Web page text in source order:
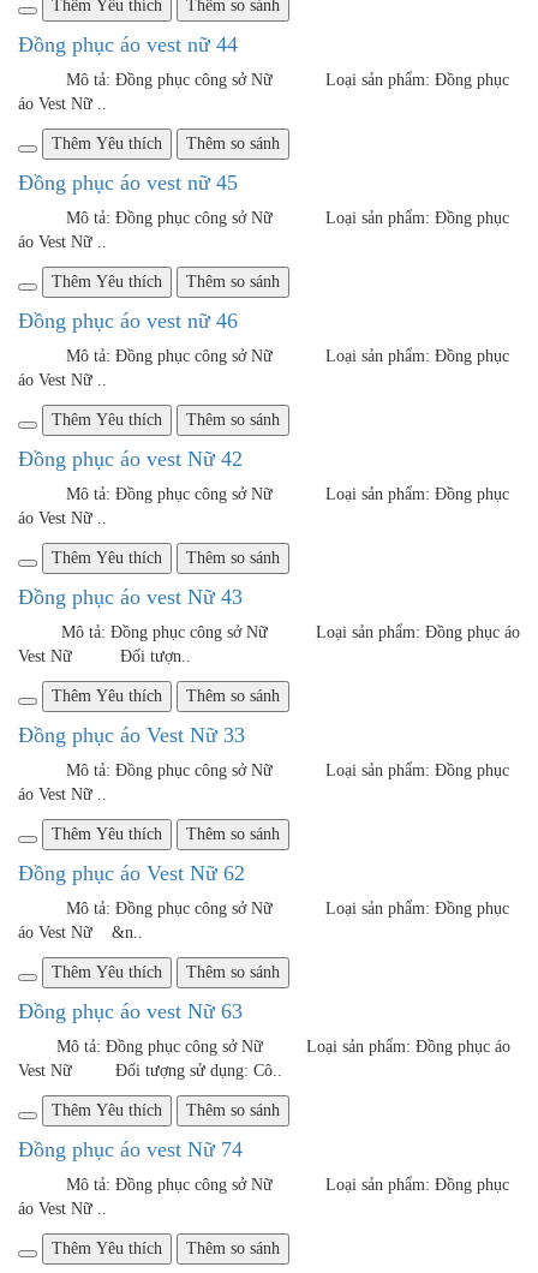
Mô tả: Đồng phục công sở Nữ Loại sản phẩm: Đồng phục
áo Vest Nữ &n..
Thêm Yêu thích Thêm so sánh
Mô tả: Đồng phục công sở Nữ Loại sản phẩm: Đồng phục áo
Vest Nữ Đối tượng sử dụng: Cô..
Thêm Yêu thích Thêm so sánh
Mô tả: Đồng phục công sở Nữ Loại sản phẩm: Đồng phục
áo Vest Nữ ..
Thêm Yêu thích Thêm so sánh
Mô tả: Đồng phục công sở Nữ Loại sản phẩm: Đồng phục
áo Vest Nữ ..
Thêm Yêu thích Thêm so sánh
Mô tả: Đồng phục công sở Nữ Loại sản phẩm: Đồng phục
áo Vest Nữ ..
Thêm Yêu thích Thêm so sánh
Đồng phục áo Vest Nữ 88
Mô tả: Đồng phục công sở Nữ Loại sản phẩm: Đồng phục
áo Vest Nữ ..
Thêm Yêu thích Thêm so sánh
Mô tả: Đồng phục công sở Nữ Loại sản phẩm: Đồng phục
áo Vest Nữ ..
Thêm Yêu thích Thêm so sánh
Mô tả: Đồng phục công sở Nữ Loại sản phẩm: Đồng phục
áo Vest Nữ ..
Thêm Yêu thích Thêm so sánh
Đồng phục áo Vest Nữ 07
Mô tả: Đồng phục công sở Nữ Loại sản phẩm: Đồng phục
áo Vest Nữ ..
Thêm Yêu thích Thêm so sánh
Mô tả: Đồng phục công sở Nữ Loại sản phẩm: Đồng phục